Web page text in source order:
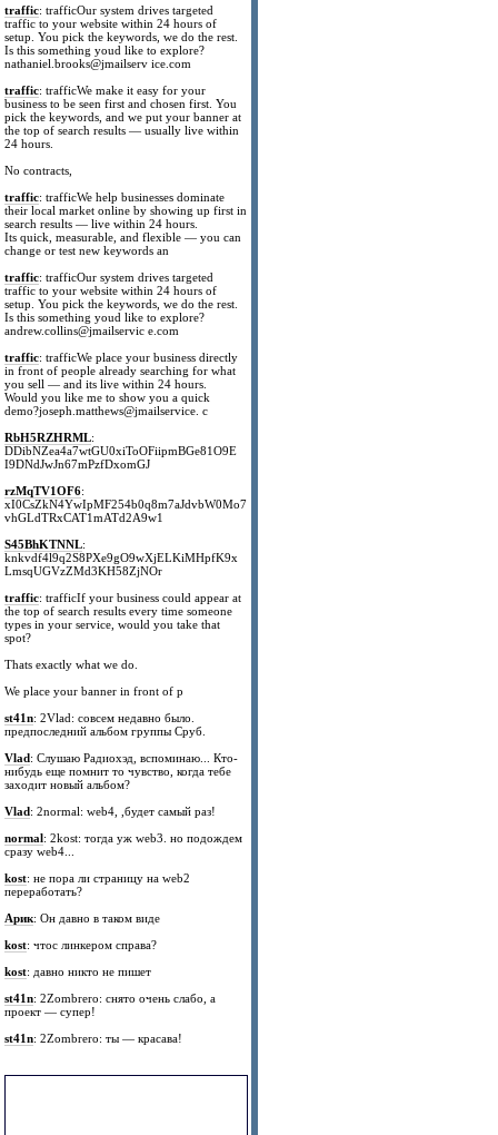
traffic: trafficOur system drives targeted
traffic to your website within 24 hours of
setup. You pick the keywords, we do the rest.
Is this something youd like to explore?
nathaniel.brooks@jmailserv ice.com
traffic: trafficWe make it easy for your
business to be seen first and chosen first. You
pick the keywords, and we put your banner at
the top of search results — usually live within
24 hours.
No contracts,
traffic: trafficWe help businesses dominate
their local market online by showing up first in
search results — live within 24 hours.
Its quick, measurable, and flexible — you can
change or test new keywords an
traffic: trafficOur system drives targeted
traffic to your website within 24 hours of
setup. You pick the keywords, we do the rest.
Is this something youd like to explore?
andrew.collins@jmailservic e.com
traffic: trafficWe place your business directly
in front of people already searching for what
you sell — and its live within 24 hours.
Would you like me to show you a quick
demo?joseph.matthews@jmailservice. c
RbH5RZHRML:
DDibNZea4a7wtGU0xiToOFiipmBGe81O9E
I9DNdJwJn67mPzfDxomGJ
rzMqTV1OF6:
xI0CsZkN4YwIpMF254b0q8m7aJdvbW0Mo7
vhGLdTRxCAT1mATd2A9w1
S45BhKTNNL:
knkvdf4l9q2S8PXe9gO9wXjELKiMHpfK9x
LmsqUGVzZMd3KH58ZjNOr
traffic: trafficIf your business could appear at
the top of search results every time someone
types in your service, would you take that
spot?
Thats exactly what we do.
We place your banner in front of p
st41n: 2Vlad: совсем недавно было.
предпоследний альбом группы Сруб.
Vlad: Слушаю Радиохэд, вспоминаю... Кто-
нибудь еще помнит то чувство, когда тебе
заходит новый альбом?
Vlad: 2normal: web4, ,будет самый раз!
normal: 2kost: тогда уж web3. но подождем
сразу web4...
kost: не пора ли страницу на web2
переработать?
Арик: Он давно в таком виде
kost: чтос линкером справа?
kost: давно никто не пишет
st41n: 2Zombrero: снято очень слабо, а
проект — супер!
st41n: 2Zombrero: ты — красава!